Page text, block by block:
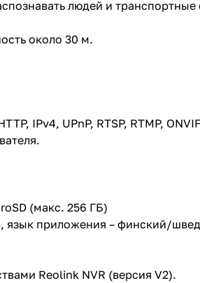
людей и
около 30 м.
IPv4, UPnP, RTSP, RTMP,
(макс. 256 ГБ)
приложения – финский/
Reolink NVR (версия V2).